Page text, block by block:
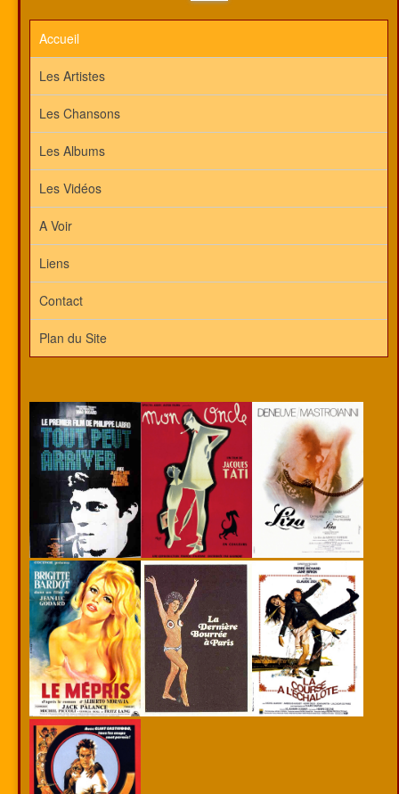
Accueil
Les Artistes
Les Chansons
Les Albums
Les Vidéos
A Voir
Liens
Contact
Plan du Site